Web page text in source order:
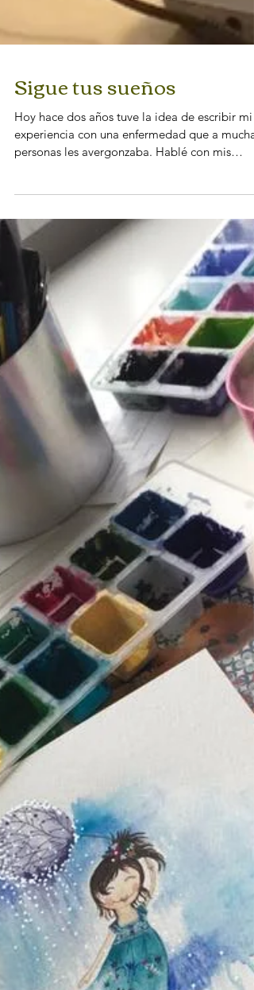
Sigue tus sueños
Hoy hace dos años tuve la idea de escribir mi
gran idea!”, pero lo tomaron como uno de los
sueños que hablaba en vos alta. Comencé mis
primeras páginas, escribía en la redes sociales
ciertas historias para vencer mi timidez de
expresar mis emociones en público y así fui
entrenándome para escribir. Empecé a buscar
otros libros, investigaciones y bas